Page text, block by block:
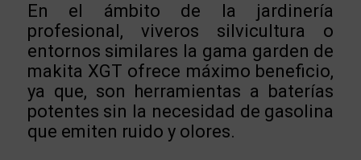
En el ámbito de la jardinería
profesional, viveros silvicultura o
entornos similares la gama garden de
makita XGT ofrece máximo beneficio,
ya que, son herramientas a baterías
potentes sin la necesidad de gasolina
que emiten ruido y olores.